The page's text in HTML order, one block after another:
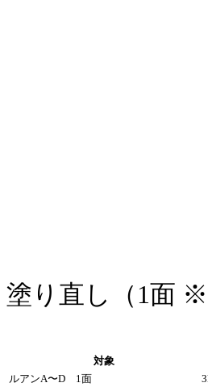
塗り直し（1面 ※
対象
ルアンA〜D 1面